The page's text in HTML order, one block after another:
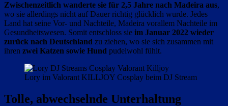
Zwischenzeitlich wanderte sie für 2,5 Jahre nach Madeira aus,
wo sie allerdings nicht auf Dauer richtig glücklich wurde. Jedes
Land hat seine Vor- und Nachteile, Madeira vorallem Nachteile im
Gesundheitswesen. Somit entschloss sie im Januar 2022 wieder
zurück nach Deutschland zu ziehen, wo sie sich zusammen mit
ihren zwei Katzen sowie Hund pudelwohl fühlt.
Lory im Valorant KILLJOY Cosplay beim DJ Stream
Tolle, abwechselnde Unterhaltung